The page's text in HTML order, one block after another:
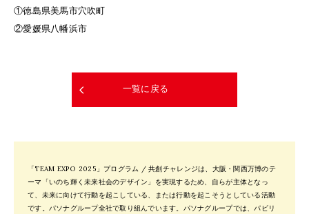
①徳島県美馬市穴吹町
②愛媛県八幡浜市
一覧に戻る
「TEAM EXPO 2025」プログラム / 共創チャレンジは、大阪・関西万博のテ
ーマ「いのち輝く未来社会のデザイン」を実現するため、自らが主体となっ
て、未来に向けて行動を起こしている、または行動を起こそうとしている活動
です。パソナグループ全社で取り組んでいます。パソナグループでは、パビリ